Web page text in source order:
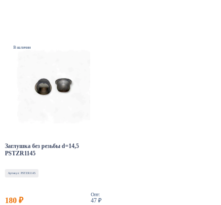
В наличии
Заглушка без резьбы d=14,5
PSTZR1145
Артикул: PSTZR1145
180 ₽
Опт:
47 ₽